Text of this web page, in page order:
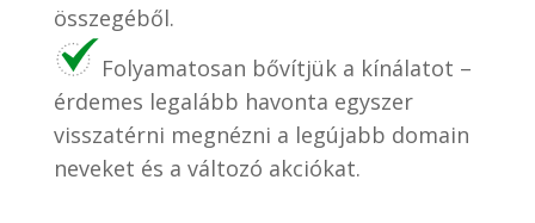
összegéből.
Folyamatosan bővítjük a kínálatot –
érdemes legalább havonta egyszer
visszatérni megnézni a legújabb domain
neveket és a változó akciókat.